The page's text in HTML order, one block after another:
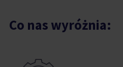
Co nas wyróżnia: